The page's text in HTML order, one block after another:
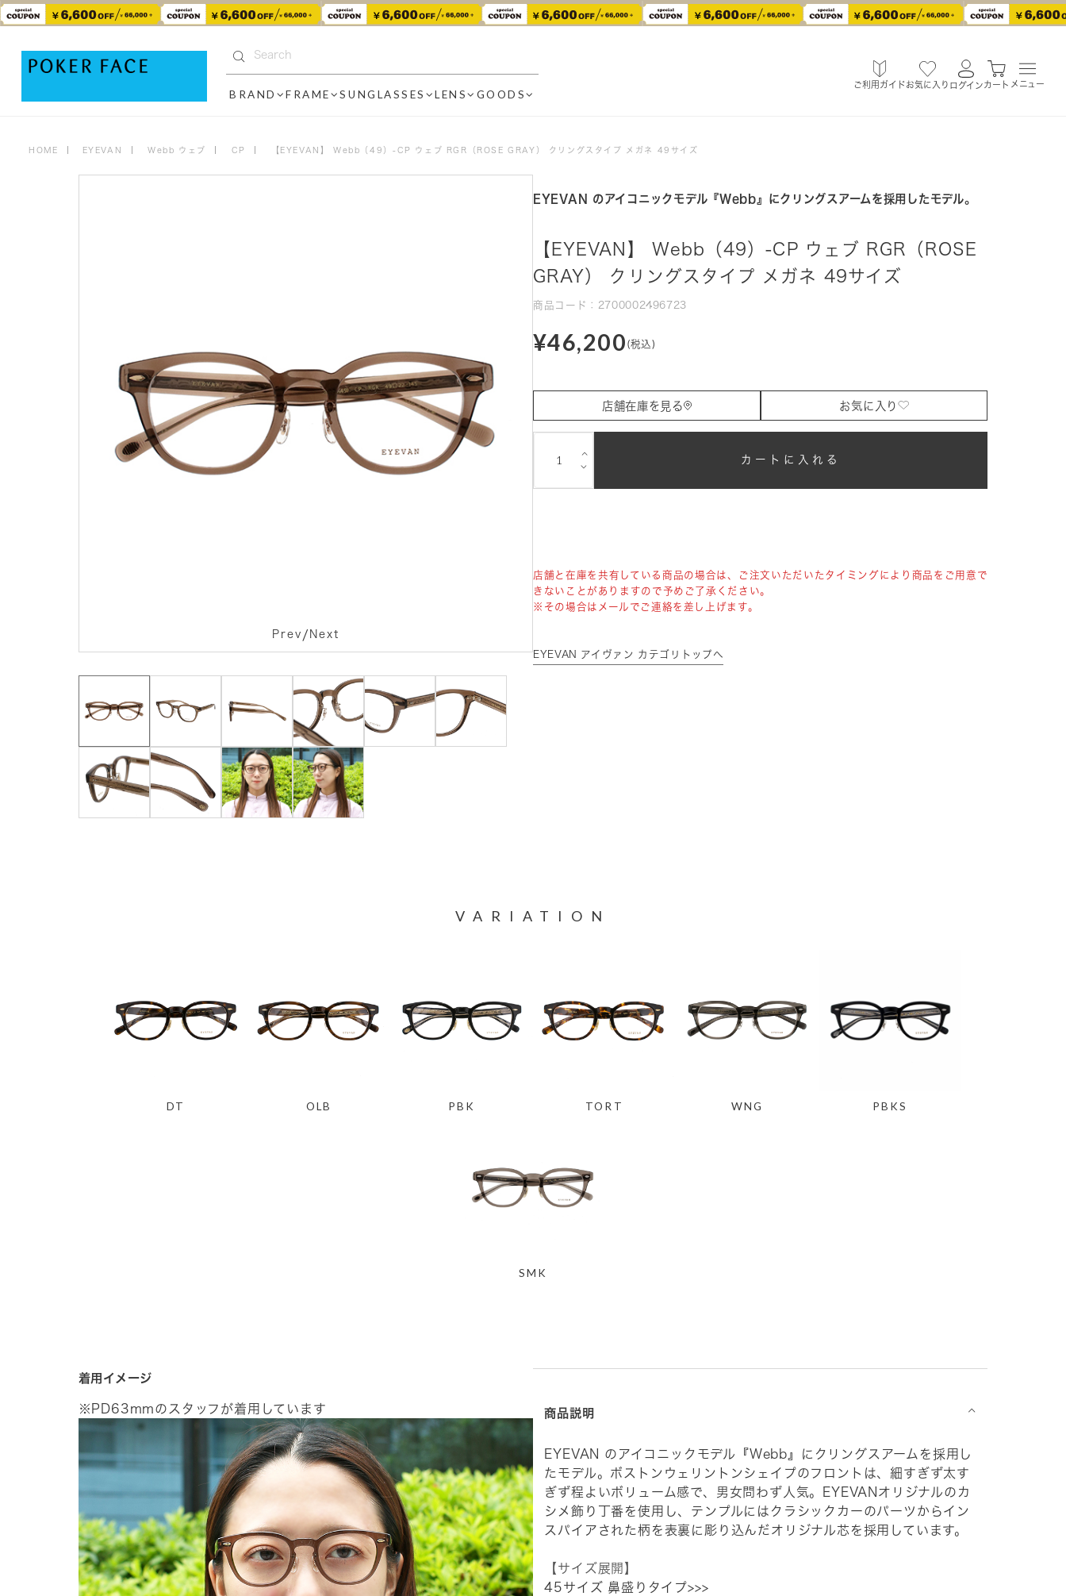
BRAND FRAME SUNGLASSES LENS GOODS
ご利用ガイドお気に入り ログインカート メニュー
HOME EYEVAN Webb ウェブ CP 【EYEVAN】 Webb（49）-CP ウェブ RGR（ROSE GRAY） クリングスタイプ メガネ 49サイズ
Prev / Next
EYEVAN のアイコニックモデル『Webb』にクリングスアームを採用したモデル。
【EYEVAN】 Webb（49）-CP ウェブ RGR（ROSE
GRAY） クリングスタイプ メガネ 49サイズ
商品コード：2700002496723
¥46,200 (税込)
店舗在庫を見る お気に入り
⌵
⌵
カートに入れる
店舗と在庫を共有している商品の場合は、ご注文いただいたタイミングにより商品をご用意で
きないことがありますので予めご了承ください。
※その場合はメールでご連絡を差し上げます。
EYEVAN アイヴァン カテゴリトップへ
VARIATION
DT OLB PBK TORT WNG PBKS
SMK
着用イメージ
※PD63mmのスタッフが着用しています 商品説明 ⌵
EYEVAN のアイコニックモデル『Webb』にクリングスアームを採用し
たモデル。ボストンウェリントンシェイプのフロントは、細すぎず太す
ぎず程よいボリューム感で、男女問わず人気。EYEVANオリジナルのカ
シメ飾り丁番を使用し、テンプルにはクラシックカーのパーツからイン
スパイアされた柄を表裏に彫り込んだオリジナル芯を採用しています。
【サイズ展開】
45サイズ 鼻盛りタイプ>>>